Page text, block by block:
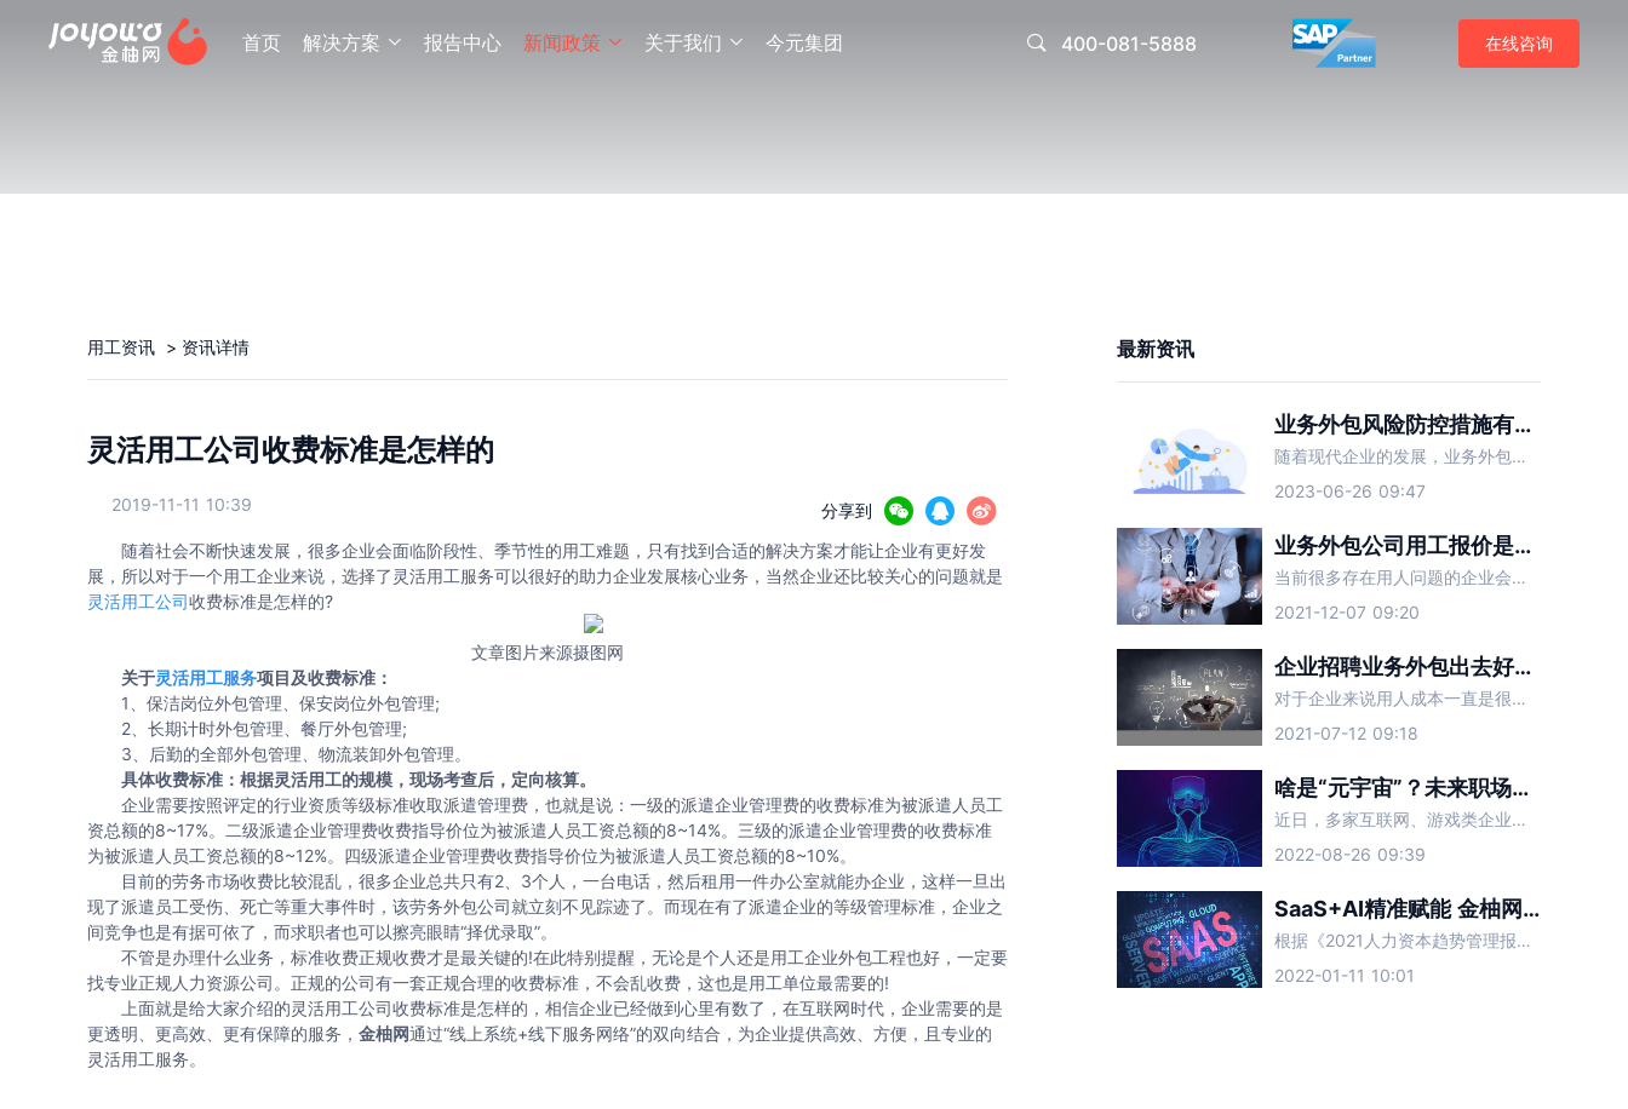
首页 解决方案  报告中心 新闻政策  关于我们  今元集团  400-081-5888 在线咨询
用工资讯 > 资讯详情
灵活用工公司收费标准是怎样的
2019-11-11 10:39 分享到   
随着社会不断快速发展，很多企业会面临阶段性、季节性的用工难题，只有找到合适的解决方案才能让企业有更好发
展，所以对于一个用工企业来说，选择了灵活用工服务可以很好的助力企业发展核心业务，当然企业还比较关心的问题就是
灵活用工公司收费标准是怎样的?
文章图片来源摄图网
关于灵活用工服务项目及收费标准：
1、保洁岗位外包管理、保安岗位外包管理;
2、长期计时外包管理、餐厅外包管理;
3、后勤的全部外包管理、物流装卸外包管理。
具体收费标准：根据灵活用工的规模，现场考查后，定向核算。
企业需要按照评定的行业资质等级标准收取派遣管理费，也就是说：一级的派遣企业管理费的收费标准为被派遣人员工
资总额的8~17%。二级派遣企业管理费收费指导价位为被派遣人员工资总额的8~14%。三级的派遣企业管理费的收费标准
为被派遣人员工资总额的8~12%。四级派遣企业管理费收费指导价位为被派遣人员工资总额的8~10%。
目前的劳务市场收费比较混乱，很多企业总共只有2、3个人，一台电话，然后租用一件办公室就能办企业，这样一旦出
现了派遣员工受伤、死亡等重大事件时，该劳务外包公司就立刻不见踪迹了。而现在有了派遣企业的等级管理标准，企业之
间竞争也是有据可依了，而求职者也可以擦亮眼睛“择优录取”。
不管是办理什么业务，标准收费正规收费才是最关键的!在此特别提醒，无论是个人还是用工企业外包工程也好，一定要
找专业正规人力资源公司。正规的公司有一套正规合理的收费标准，不会乱收费，这也是用工单位最需要的!
上面就是给大家介绍的灵活用工公司收费标准是怎样的，相信企业已经做到心里有数了，在互联网时代，企业需要的是
更透明、更高效、更有保障的服务， 金柚网通过“线上系统+线下服务网络”的双向结合，为企业提供高效、方便，且专业的
灵活用工服务。
最新资讯
业务外包风险防控措施有哪些？
随着现代企业的发展，业务外包渐渐成为了越来越多企业降低成本、提高效率的重要手段。然而，业务外包虽然给企业带来了不小的好处，但其也存在着一定的风险，如果不加以防范，可能会给企业带来不良影响。因此，企业在
2023-06-26 09:47
业务外包公司用工报价是多少？
当前很多存在用人问题的企业会采取业务外包的形式，这样能有效缓解用人难题，还可以帮企业节省不少的人力物力，当然找业务外包公司合作就会产生相应费用，这也是很多企业们比较关心的事。
2021-12-07 09:20
企业招聘业务外包出去好吗？
对于企业来说用人成本一直是很难解决的问题，如果单独找人来做招聘业务可以说是费时费力，因此大多数企业会直接找第三方人力资源公司合作，这就是我们所说的招聘业务外包服务，这样就会有企业担心靠不靠谱，下面让金
2021-07-12 09:18
啥是“元宇宙”？未来职场新的智能招聘趋势？
近日，多家互联网、游戏类企业透露，计划在近期扩大元宇宙人才招聘规模。薪资方面，业内人士称，普遍应届生的年薪能达到40万-50万元左右，10年经验的资深工程师年薪约为100万-200万元。在大厂屡屡
2022-08-26 09:39
SaaS+AI精准赋能 金柚网助力企业全面提高招聘效率
根据《2021人力资本趋势管理报告》显示，以大数据为核心要素的数字力量正在成为企业人力资源管理的底层支撑，且各种新形态产品层出不穷
2022-01-11 10:01